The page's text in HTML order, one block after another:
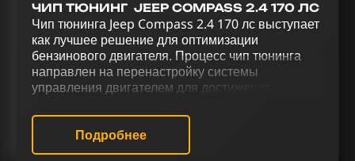
ЧИП ТЮНИНГ JEEP COMPASS 2.4 170 ЛС
Чип тюнинга Jeep Compass 2.4 170 лс выступает
как лучшее решение для оптимизации
бензинового двигателя. Процесс чип тюнинга
направлен на перенастройку системы
управления двигателем для достижения
повышения мощности, эффективности и
оптимизации управления Jeep Compass 2.4 170
лс используется комплексный тюнинг, включая
Подробнее